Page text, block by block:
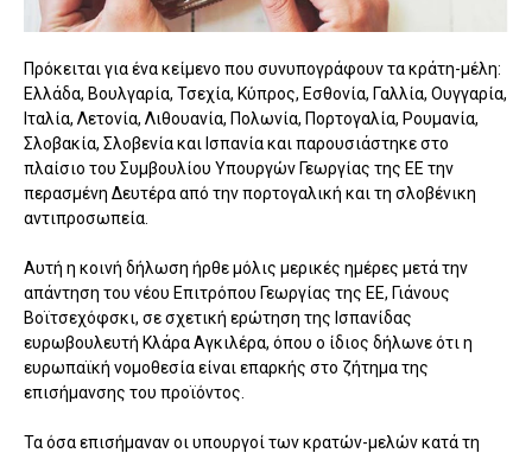
Πρόκειται για ένα κείμενο που συνυπογράφουν τα κράτη-μέλη:
Ελλάδα, Βουλγαρία, Τσεχία, Κύπρος, Εσθονία, Γαλλία, Ουγγαρία,
Ιταλία, Λετονία, Λιθουανία, Πολωνία, Πορτογαλία, Ρουμανία,
Σλοβακία, Σλοβενία και Ισπανία και παρουσιάστηκε στο
πλαίσιο του Συμβουλίου Υπουργών Γεωργίας της ΕΕ την
περασμένη Δευτέρα από την πορτογαλική και τη σλοβένικη
αντιπροσωπεία.
Αυτή η κοινή δήλωση ήρθε μόλις μερικές ημέρες μετά την
απάντηση του νέου Επιτρόπου Γεωργίας της ΕΕ, Γιάνους
Βοϊτσεχόφσκι, σε σχετική ερώτηση της Ισπανίδας
ευρωβουλευτή Κλάρα Αγκιλέρα, όπου ο ίδιος δήλωνε ότι η
ευρωπαϊκή νομοθεσία είναι επαρκής στο ζήτημα της
επισήμανσης του προϊόντος.
Τα όσα επισήμαναν οι υπουργοί των κρατών-μελών κατά τη